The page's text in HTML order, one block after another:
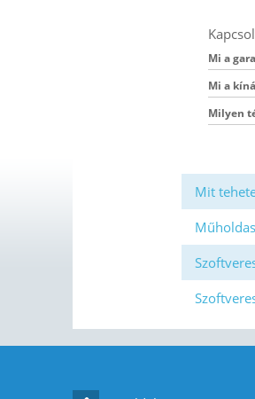
Mi a
Mi a
Milyen
Mit